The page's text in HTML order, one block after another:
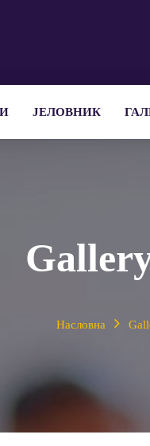
ЈЕЛОВНИК
Насловна